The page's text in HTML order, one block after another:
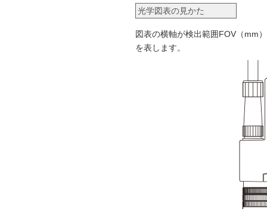
光学図表の見かた
図表の横軸が検出範囲FOV（mm
を表します。